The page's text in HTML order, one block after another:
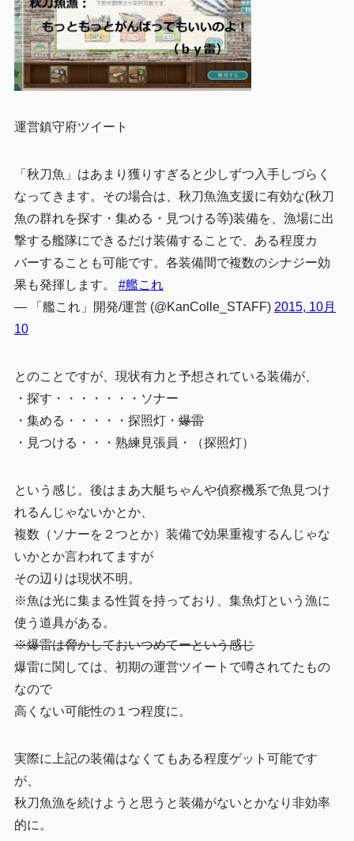
運営鎮守府ツイート
「秋刀魚」はあまり獲りすぎると少しずつ入手しづらく
なってきます。その場合は、秋刀魚漁支援に有効な(秋刀
魚の群れを探す・集める・見つける等)装備を、漁場に出
撃する艦隊にできるだけ装備することで、ある程度カ
バーすることも可能です。各装備間で複数のシナジー効
果も発揮します。 #艦これ
— 「艦これ」開発/運営 (@KanColle_STAFF) 2015, 10月
10
とのことですが、現状有力と予想されている装備が、
・探す・・・・・・・ソナー
・集める・・・・・探照灯・ 爆雷
・見つける・・・熟練見張員・（探照灯）
という感じ。後はまあ大艇ちゃんや偵察機系で魚見つけ
れるんじゃないかとか、
複数（ソナーを２つとか）装備で効果重複するんじゃな
いかとか言われてますが
その辺りは現状不明。
※魚は光に集まる性質を持っており、集魚灯という漁に
使う道具がある。
※爆雷は脅かしておいつめてーという感じ
爆雷に関しては、初期の運営ツイートで噂されてたもの
なので
高くない可能性の１つ程度に。
実際に上記の装備はなくてもある程度ゲット可能です
が、
秋刀魚漁を続けようと思うと装備がないとかなり非効率
的に。